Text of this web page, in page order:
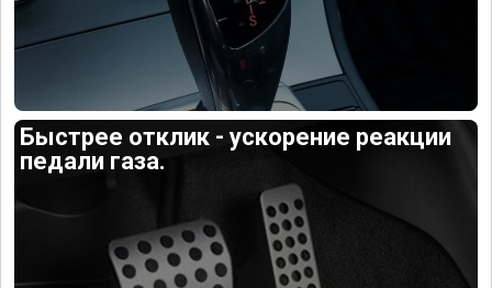
Быстрее отклик - ускорение реакции
педали газа.